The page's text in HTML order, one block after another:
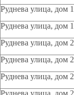
Руднева улица, дом
Руднева улица, дом
Руднева улица, дом
Руднева улица, дом
Руднева улица, дом
Руднева улица, дом